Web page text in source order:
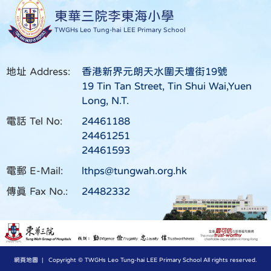
東華三院李東海小學
TWGHs Leo Tung-hai LEE Primary School
地址 Address:
香港新界元朗天水圍天壇街19號
19 Tin Tan Street, Tin Shui Wai,Yuen
Long, N.T.
電話 Tel No:
24461188
24461251
24461593
電郵 E-Mail:
lthps@tungwah.org.hk
傳真 Fax No.:
24482332
網頁地圖 | Copyright © TWGHs Leo Tung-hai LEE Primary School All rights reserved.